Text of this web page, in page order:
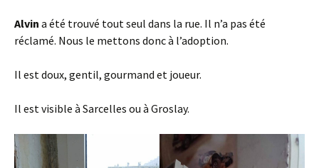
Alvin a été trouvé tout seul dans la rue. Il n’a pas été
réclamé. Nous le mettons donc à l’adoption.
Il est doux, gentil, gourmand et joueur.
Il est visible à Sarcelles ou à Groslay.